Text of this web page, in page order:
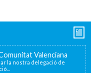
Valenciana
la nostra delegació de